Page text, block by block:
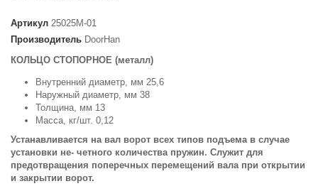
Артикул 25025M-01
Производитель DoorHan
КОЛЬЦО СТОПОРНОЕ (металл)
Внутренний диаметр, мм 25,6
Наружный диаметр, мм 38
Толщина, мм 13
Масса, кг/шт. 0,12
Устанавливается на вал ворот всех типов подъема в случае
установки не- четного количества пружин. Служит для
предотвращения поперечных перемещений вала при открытии
и закрытии ворот.